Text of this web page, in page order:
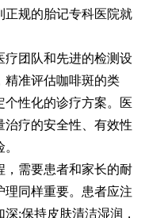
正规的胎记专科医院就
团队和先进的检测设
精准评估咖啡斑的类
性化的诊疗方案。医
疗的安全性、有效性
需要患者和家长的耐
同样重要。患者应注
;保持皮肤清洁湿润，